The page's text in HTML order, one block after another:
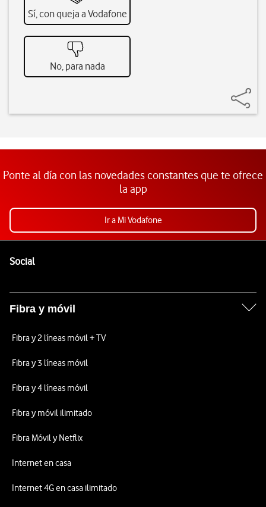
Sí, con queja a Vodafone
No, para nada
Ponte al día con las novedades constantes que te ofrece
la app
Ir a Mi Vodafone
SocialEnlaces a las redes sociales de Vodafone
Fibra y móvil
Fibra y 2 líneas móvil + TV
Fibra y 3 líneas móvil
Fibra y 4 líneas móvil
Fibra y móvil ilimitado
Fibra Móvil y Netflix
Internet en casa
Internet 4G en casa ilimitado